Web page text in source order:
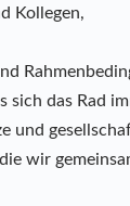
Kollegen,
sich das Rad
und
wir